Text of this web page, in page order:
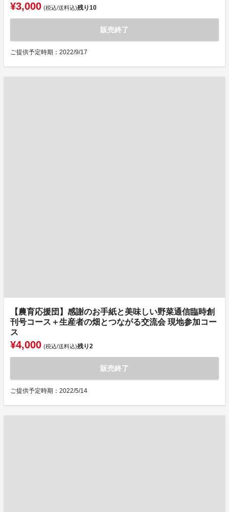
¥3,000 (税込/送料込)残り10
販売終了
ご提供予定時期：2022/9/17
【農育応援団】感謝のお手紙と美味しい野菜通信臨時創
刊号コース＋生産者の畑とつながる交流会 現地参加コー
ス
¥4,000 (税込/送料込)残り2
販売終了
ご提供予定時期：2022/5/14